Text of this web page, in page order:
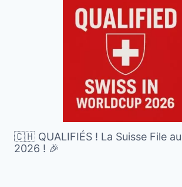
🇨🇭 QUALIFIÉS ! La Suisse File
2026 ! 🎉